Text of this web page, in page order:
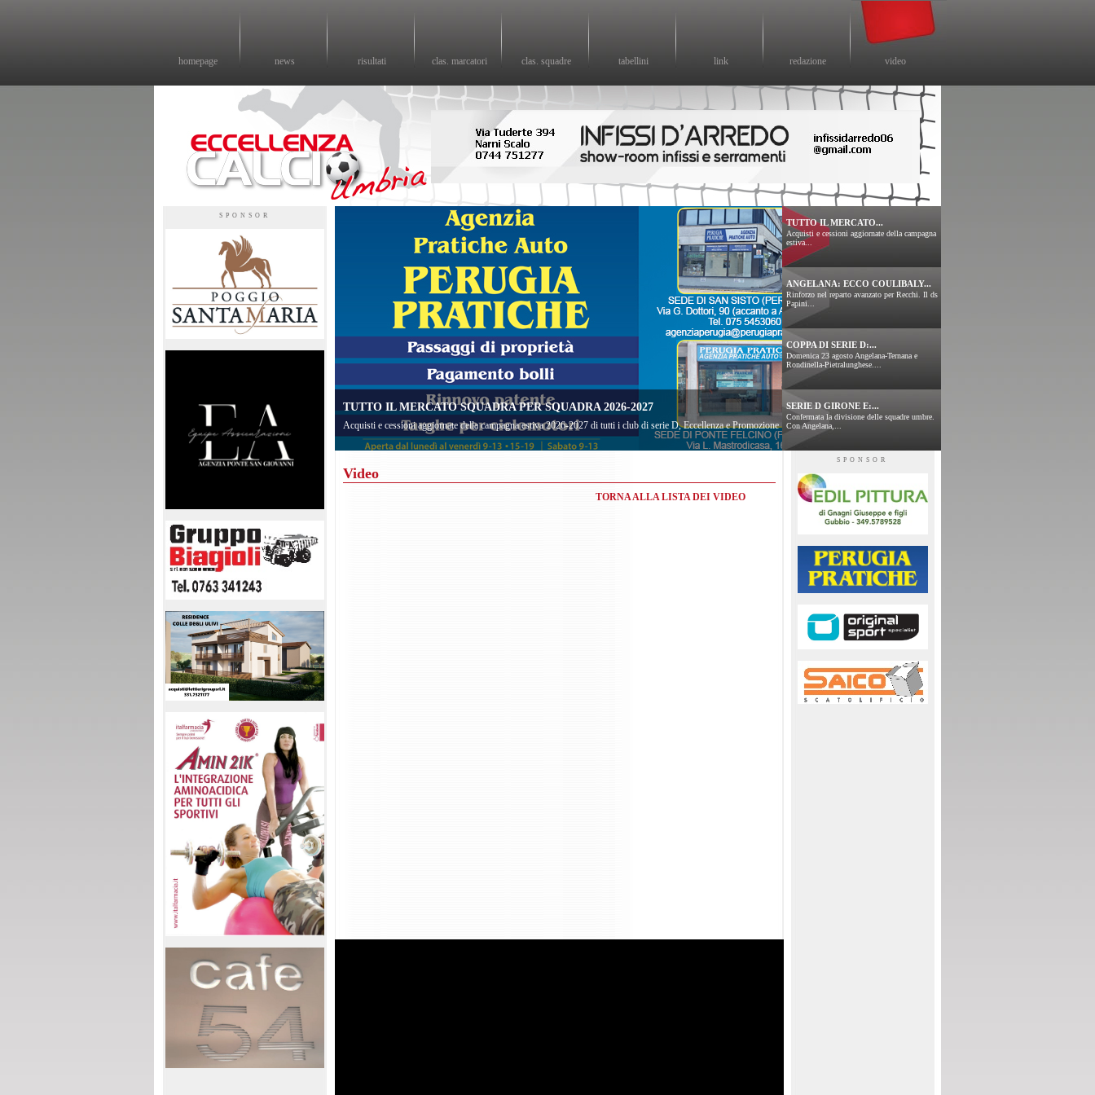
homepage news risultati clas. marcatori clas. squadre tabellini link redazione video
SPONSOR
TUTTO IL MERCATO SQUADRA PER SQUADRA 2026-2027
Acquisti e cessioni aggiornate della campagna estiva 2026-2027 di tutti i club di serie D, Eccellenza e Promozione
TUTTO IL MERCATO...
Acquisti e cessioni aggiornate della campagna
estiva...
ANGELANA: ECCO COULIBALY...
Rinforzo nel reparto avanzato per Recchi. Il ds
Papini...
COPPA DI SERIE D:...
Domenica 23 agosto Angelana-Ternana e
Rondinella-Pietralunghese....
SERIE D GIRONE E:...
Confermata la divisione delle squadre umbre.
Con Angelana,...
Video
TORNA ALLA LISTA DEI VIDEO
SPONSOR